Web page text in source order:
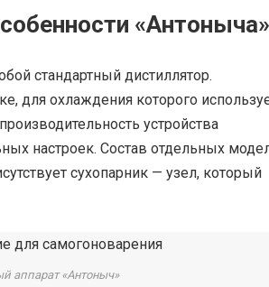
«Антоныча»
стандартный дистиллятор.
для охлаждения которого
устройства
настроек. Состав отдельных
сухопарник — узел, который
аппарат «Антоныч»